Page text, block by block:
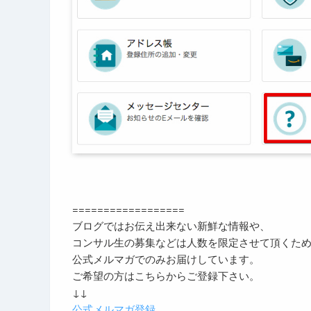
==================
ブログではお伝え出来ない新鮮な情報や、
コンサル生の募集などは人数を限定させて頂くため
公式メルマガでのみお届けしています。
ご希望の方はこちらからご登録下さい。
↓↓